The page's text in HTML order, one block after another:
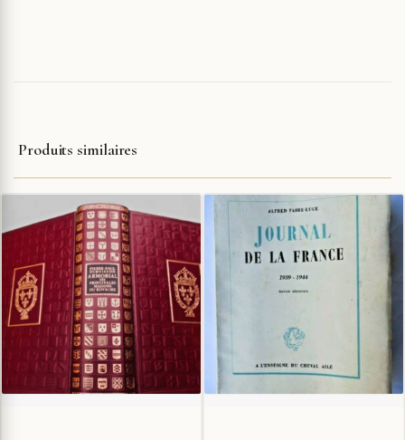
Produits similaires